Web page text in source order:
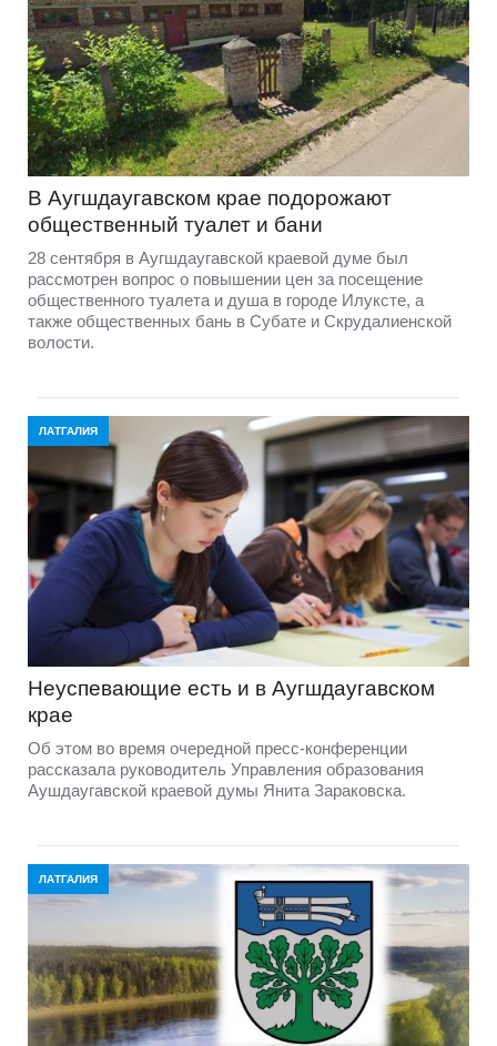
В Аугшдаугавском крае подорожают
общественный туалет и бани
28 сентября в Аугшдаугавской краевой думе был
рассмотрен вопрос о повышении цен за посещение
общественного туалета и душа в городе Илуксте, а
также общественных бань в Субате и Скрудалиенской
волости.
ЛАТГАЛИЯ
Неуспевающие есть и в Аугшдаугавском
крае
Об этом во время очередной пресс-конференции
рассказала руководитель Управления образования
Аушдаугавской краевой думы Янита Зараковска.
ЛАТГАЛИЯ